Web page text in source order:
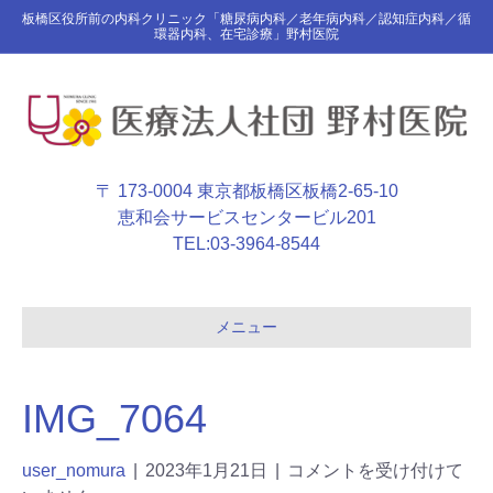
板橋区役所前の内科クリニック「糖尿病内科／老年病内科／認知症内科／循
環器内科、在宅診療」野村医院
〒 173-0004 東京都板橋区板橋2-65-10
恵和会サービスセンタービル201
TEL:03-3964-8544
メニュー
IMG_7064
user_nomura 2023年1月21日
コメントを受け付けて